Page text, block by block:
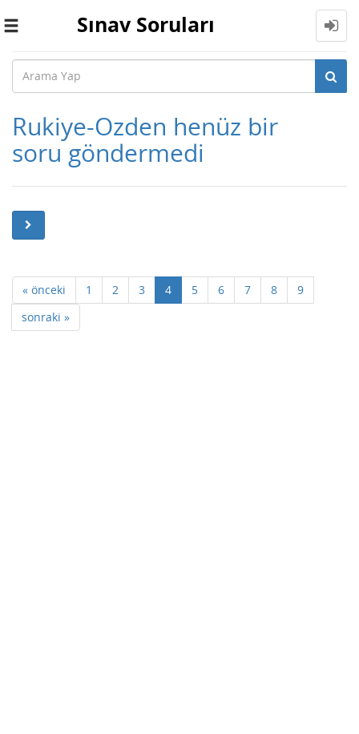
Toggle
Sınav Soruları
Rukiye-Ozden henüz bir
soru göndermedi
« önceki 1 2 3 4 5 6 7 8
9
sonraki »